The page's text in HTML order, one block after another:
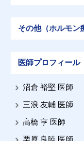
その他（ホルモン
医師プロフィール
沼倉 裕堅 医師
三浪 友輔 医師
高橋 亨 医師
栗原 良暁 医師